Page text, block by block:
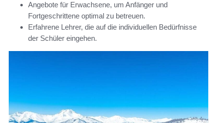
Angebote für Erwachsene, um Anfänger und
Fortgeschrittene optimal zu betreuen.
Erfahrene Lehrer, die auf die individuellen Bedürfnisse
der Schüler eingehen.